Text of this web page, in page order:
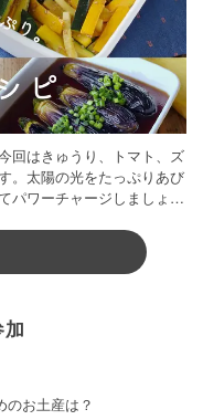
回はきゅうり、トマト、ズ
。太陽の光をたっぷりあび
パワーチャージしましょう
のお土産は？